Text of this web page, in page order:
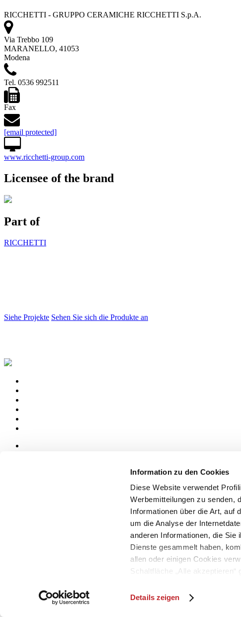
Information zu den Cookies
Diese Website verwendet
Werbemitteilungen zu senden,
Informationen über die Art, auf
um die Analyse der
anderen Informationen, die Sie
Dienste gesammelt haben,
allen oder einigen Cookies
Schaltfläche „Alle
Details zeigen
RICCHETTI - GRUPPO CERAMICHE RICCHETTI S.p.A.
Via Trebbo 109
MARANELLO, 41053
Modena
Tel. 0536 992511
Fax
[email protected]
www.ricchetti-group.com
Licensee of the brand
Part of
RICCHETTI
Siehe Projekte Sehen Sie sich die Produkte an
Viale Monte Santo, 40 - 41049 Sassuolo (MO) - Italy
Capitale Sociale: 2.500.000 euro - Codice fiscale e P.IVA 00853700367
© Ceramica.info, All Rights Reserved.